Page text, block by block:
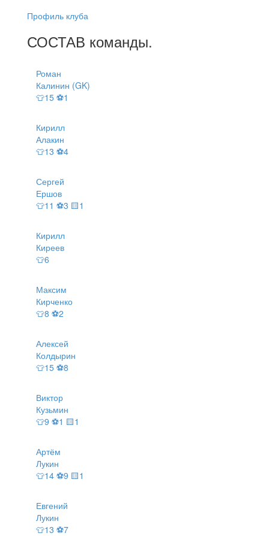
Профиль клуба
СОСТАВ команды.
Роман
Калинин (GK)
👕15 ⚽1
Кирилл
Алакин
👕13 ⚽4
Сергей
Ершов
👕11 ⚽3 🟨1
Кирилл
Киреев
👕6
Максим
Кирченко
👕8 ⚽2
Алексей
Колдырин
👕15 ⚽8
Виктор
Кузьмин
👕9 ⚽1 🟨1
Артём
Лукин
👕14 ⚽9 🟨1
Евгений
Лукин
👕13 ⚽7